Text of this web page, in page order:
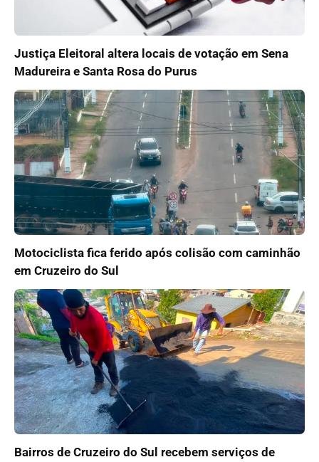
Justiça Eleitoral altera locais de votação em Sena
Madureira e Santa Rosa do Purus
Motociclista fica ferido após colisão com caminhão
em Cruzeiro do Sul
Bairros de Cruzeiro do Sul recebem serviços de